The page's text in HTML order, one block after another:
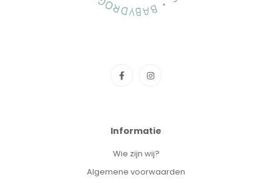
Informatie
Wie zijn wij?
Algemene voorwaarden